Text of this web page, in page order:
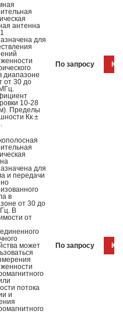
антенна
для
диапазоне
от 30 до
10-28
Пределы
Кк ±
По запросу
для
и передачи
в
от 30 до
В
от
может
потока
и
По запросу